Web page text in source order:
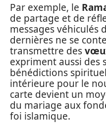
Par exemple, le
de partage et de
messages véhiculés
dernières ne se
transmettre des
expriment aussi des
bénédictions
intérieure pour le
carte devient un
du mariage aux
foi islamique.